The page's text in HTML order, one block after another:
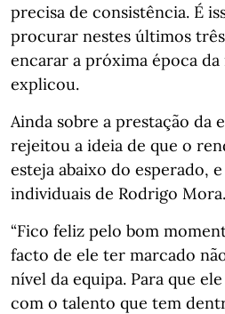
precisa de consistência. É
procurar nestes últimos
encarar a próxima época da
explicou.
Ainda sobre a prestação da
rejeitou a ideia de que o
esteja abaixo do esperado,
individuais de Rodrigo Mora.
“Fico feliz pelo bom
facto de ele ter marcado
nível da equipa. Para que
com o talento que tem